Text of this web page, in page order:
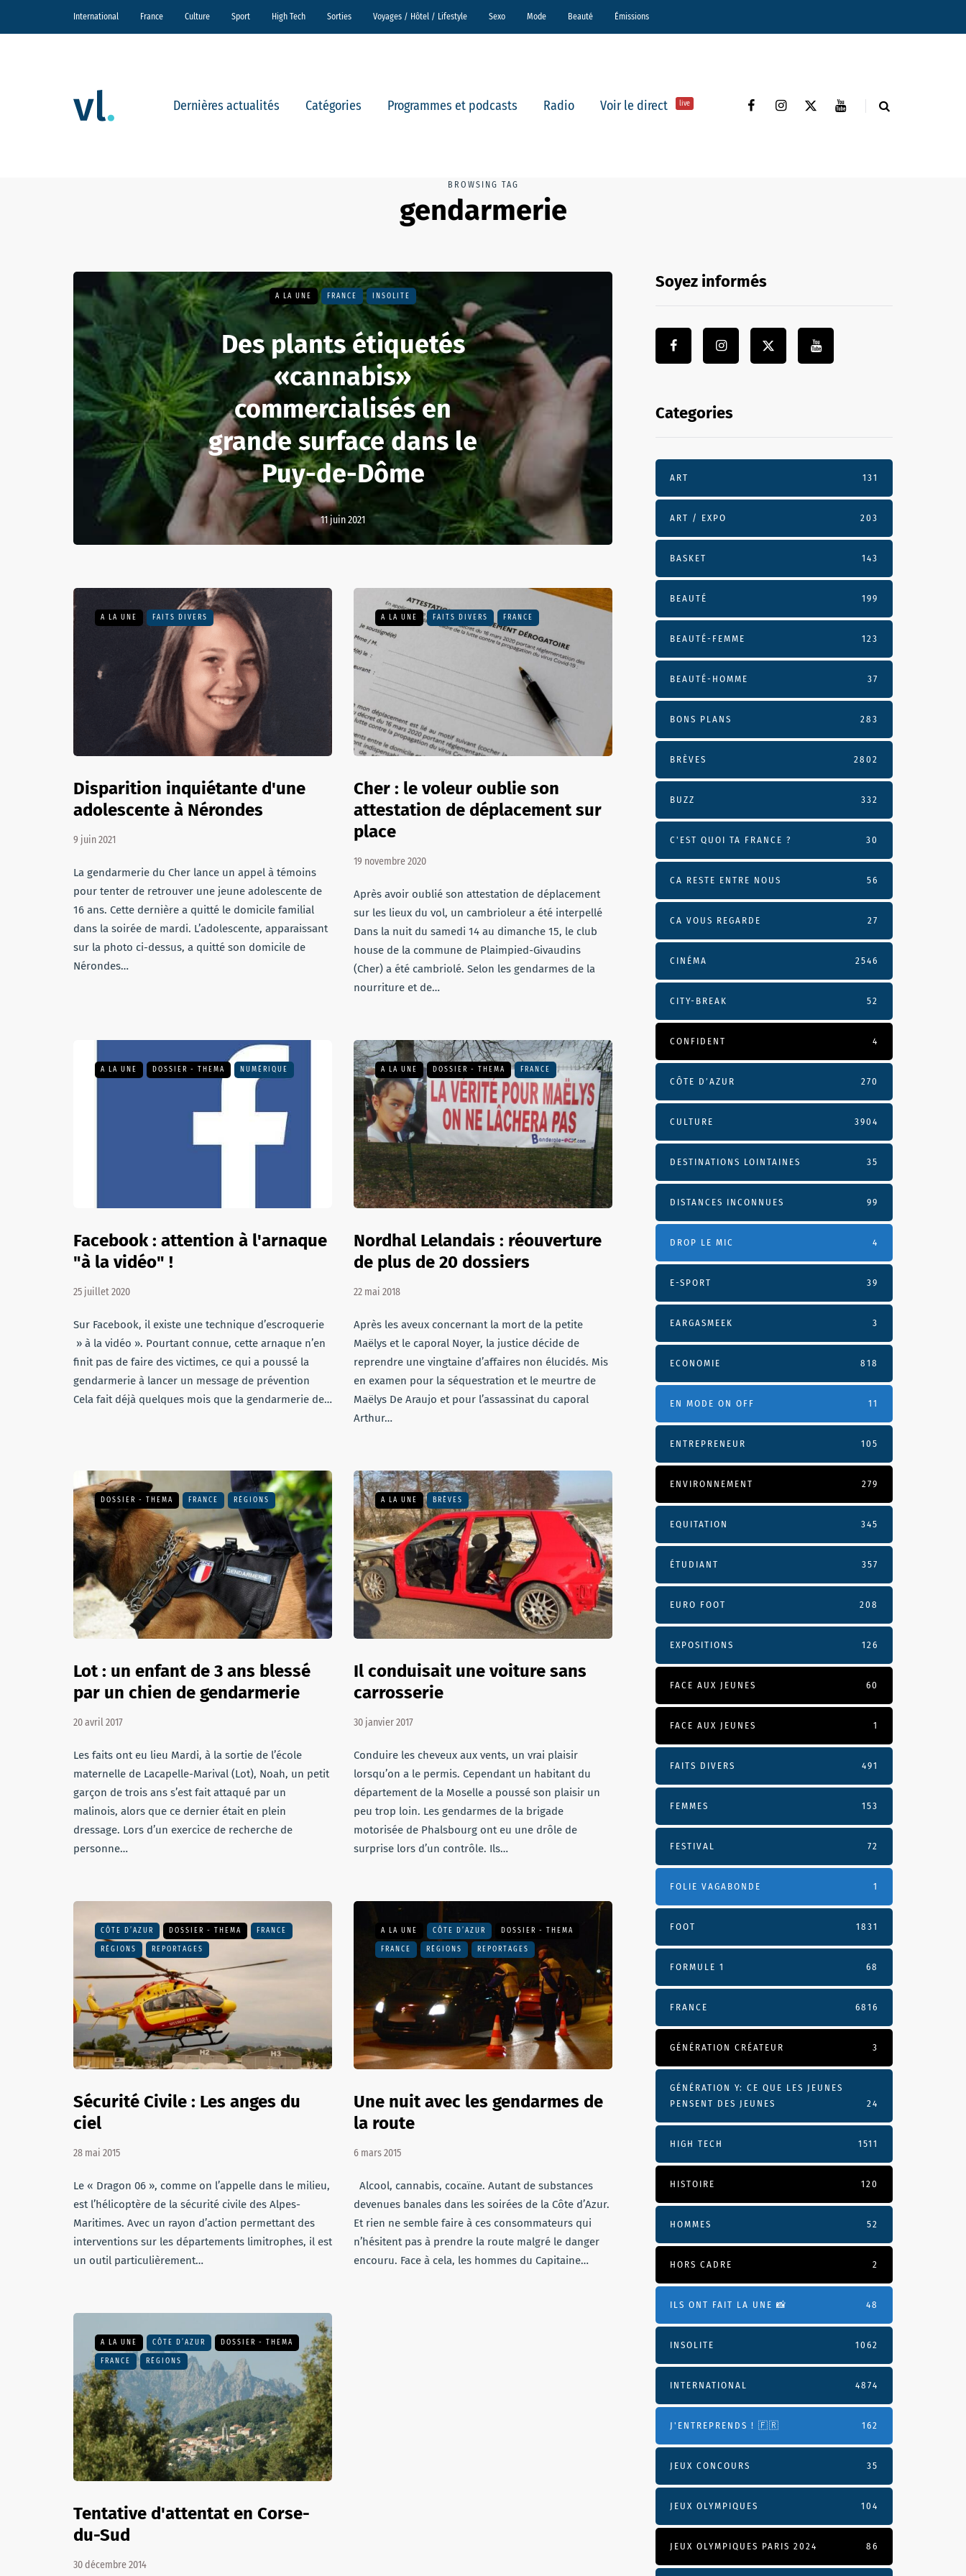
International France Culture Sport High Tech Sorties Voyages / Hôtel / Lifestyle Sexo Mode Beauté Émissions
Dernières actualités Catégories Programmes et podcasts Radio Voir le direct live
BROWSING TAG
gendarmerie
A LA UNE FRANCE INSOLITE
Des plants étiquetés
«cannabis»
commercialisés en
grande surface dans le
Puy-de-Dôme
11 juin 2021
A LA UNE FAITS DIVERS
Disparition inquiétante d'une
adolescente à Nérondes
9 juin 2021
La gendarmerie du Cher lance un appel à témoins
pour tenter de retrouver une jeune adolescente de
16 ans. Cette dernière a quitté le domicile familial
dans la soirée de mardi. L’adolescente, apparaissant
sur la photo ci-dessus, a quitté son domicile de
Nérondes…
A LA UNE FAITS DIVERS FRANCE
Cher : le voleur oublie son
attestation de déplacement sur
place
19 novembre 2020
Après avoir oublié son attestation de déplacement
sur les lieux du vol, un cambrioleur a été interpellé
Dans la nuit du samedi 14 au dimanche 15, le club
house de la commune de Plaimpied-Givaudins
(Cher) a été cambriolé. Selon les gendarmes de la
nourriture et de…
A LA UNE DOSSIER - THEMA NUMÉRIQUE
Facebook : attention à l'arnaque
"à la vidéo" !
25 juillet 2020
Sur Facebook, il existe une technique d’escroquerie
» à la vidéo ». Pourtant connue, cette arnaque n’en
finit pas de faire des victimes, ce qui a poussé la
gendarmerie à lancer un message de prévention
Cela fait déjà quelques mois que la gendarmerie de…
A LA UNE DOSSIER - THEMA FRANCE
Nordhal Lelandais : réouverture
de plus de 20 dossiers
22 mai 2018
Après les aveux concernant la mort de la petite
Maëlys et le caporal Noyer, la justice décide de
reprendre une vingtaine d’affaires non élucidés. Mis
en examen pour la séquestration et le meurtre de
Maëlys De Araujo et pour l’assassinat du caporal
Arthur…
DOSSIER - THEMA FRANCE RÉGIONS
Lot : un enfant de 3 ans blessé
par un chien de gendarmerie
20 avril 2017
Les faits ont eu lieu Mardi, à la sortie de l’école
maternelle de Lacapelle-Marival (Lot), Noah, un petit
garçon de trois ans s’est fait attaqué par un
malinois, alors que ce dernier était en plein
dressage. Lors d’un exercice de recherche de
personne…
A LA UNE BRÈVES
Il conduisait une voiture sans
carrosserie
30 janvier 2017
Conduire les cheveux aux vents, un vrai plaisir
lorsqu’on a le permis. Cependant un habitant du
département de la Moselle a poussé son plaisir un
peu trop loin. Les gendarmes de la brigade
motorisée de Phalsbourg ont eu une drôle de
surprise lors d’un contrôle. Ils…
CÔTE D’AZUR DOSSIER - THEMA FRANCE
RÉGIONS REPORTAGES
Sécurité Civile : Les anges du
ciel
28 mai 2015
Le « Dragon 06 », comme on l’appelle dans le milieu,
est l’hélicoptère de la sécurité civile des Alpes-
Maritimes. Avec un rayon d’action permettant des
interventions sur les départements limitrophes, il est
un outil particulièrement…
A LA UNE CÔTE D’AZUR DOSSIER - THEMA
FRANCE RÉGIONS REPORTAGES
Une nuit avec les gendarmes de
la route
6 mars 2015
Alcool, cannabis, cocaïne. Autant de substances
devenues banales dans les soirées de la Côte d’Azur.
Et rien ne semble faire à ces consommateurs qui
n’hésitent pas à prendre la route malgré le danger
encouru. Face à cela, les hommes du Capitaine…
A LA UNE CÔTE D’AZUR DOSSIER - THEMA
FRANCE RÉGIONS
Tentative d'attentat en Corse-
du-Sud
30 décembre 2014
Soyez informés
Categories
ART 131
ART / EXPO 203
BASKET 143
BEAUTÉ 199
BEAUTÉ-FEMME 123
BEAUTÉ-HOMME 37
BONS PLANS 283
BRÈVES 2802
BUZZ 332
C'EST QUOI TA FRANCE ? 30
CA RESTE ENTRE NOUS 56
CA VOUS REGARDE 27
CINÉMA 2546
CITY-BREAK 52
CONFIDENT 4
CÔTE D’AZUR 270
CULTURE 3904
DESTINATIONS LOINTAINES 35
DISTANCES INCONNUES 99
DROP LE MIC 4
E-SPORT 39
EARGASMEEK 3
ECONOMIE 818
EN MODE ON OFF 11
ENTREPRENEUR 105
ENVIRONNEMENT 279
EQUITATION 345
ÉTUDIANT 357
EURO FOOT 208
EXPOSITIONS 126
FACE AUX JEUNES 60
FACE AUX JEUNES 1
FAITS DIVERS 491
FEMMES 153
FESTIVAL 72
FOLIE VAGABONDE 1
FOOT 1831
FORMULE 1 68
FRANCE 6816
GÉNÉRATION CRÉATEUR 3
GÉNÉRATION Y: CE QUE LES JEUNES
PENSENT DES JEUNES
24
HIGH TECH 1511
HISTOIRE 120
HOMMES 52
HORS CADRE 2
ILS ONT FAIT LA UNE 📸 48
INSOLITE 1062
INTERNATIONAL 4874
J'ENTREPRENDS ! 🇫🇷 162
JEUX CONCOURS 35
JEUX OLYMPIQUES 104
JEUX OLYMPIQUES PARIS 2024 86